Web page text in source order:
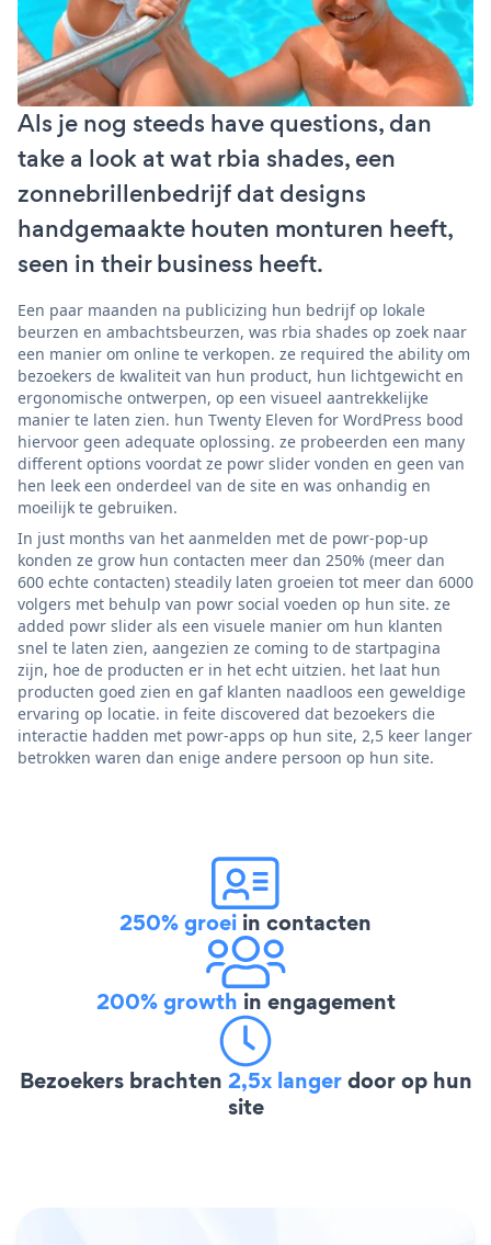
Als je nog steeds have questions, dan
take a look at wat rbia shades, een
zonnebrillenbedrijf dat designs
handgemaakte houten monturen heeft,
seen in their business heeft.
Een paar maanden na publicizing hun bedrijf op lokale
beurzen en ambachtsbeurzen, was rbia shades op zoek naar
een manier om online te verkopen. ze required the ability om
bezoekers de kwaliteit van hun product, hun lichtgewicht en
ergonomische ontwerpen, op een visueel aantrekkelijke
manier te laten zien. hun Twenty Eleven for WordPress bood
hiervoor geen adequate oplossing. ze probeerden een many
different options voordat ze powr slider vonden en geen van
hen leek een onderdeel van de site en was onhandig en
moeilijk te gebruiken.
In just months van het aanmelden met de powr-pop-up
konden ze grow hun contacten meer dan 250% (meer dan
600 echte contacten) steadily laten groeien tot meer dan 6000
volgers met behulp van powr social voeden op hun site. ze
added powr slider als een visuele manier om hun klanten
snel te laten zien, aangezien ze coming to de startpagina
zijn, hoe de producten er in het echt uitzien. het laat hun
producten goed zien en gaf klanten naadloos een geweldige
ervaring op locatie. in feite discovered dat bezoekers die
interactie hadden met powr-apps op hun site, 2,5 keer langer
betrokken waren dan enige andere persoon op hun site.
250% groei in contacten
200% growth in engagement
Bezoekers brachten 2,5x langerdoor op hun
site